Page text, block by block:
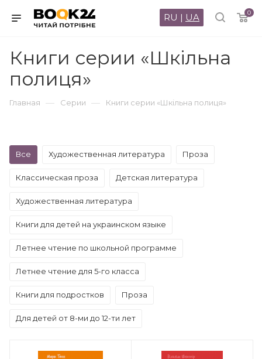
0
RU | UA
Книги серии «Шкільна
полиця»
Главная — Серии — Книги серии «Шкільна полиця»
Все Художественная литература Проза
Классическая проза Детская литература
Художественная литература
Книги для детей на украинском языке
Летнее чтение по школьной программе
Летнее чтение для 5-го класса
Книги для подростков Проза
Для детей от 8-ми до 12-ти лет